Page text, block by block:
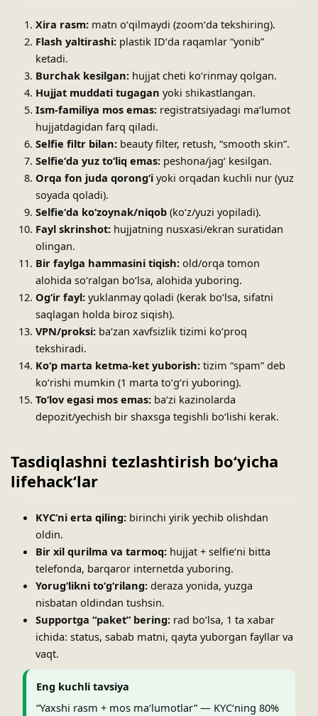
Xira rasm:matn oʻqilmaydi (zoomʻda tekshiring).
Flash yaltirashi:plastik IDʻda raqamlar “yonib”
ketadi.
Burchak kesilgan:hujjat cheti koʻrinmay qolgan.
Hujjat muddati tugagan yoki shikastlangan.
Ism-familiya mos emas:registratsiyadagi maʻlumot
hujjatdagidan farq qiladi.
Selfie filtr bilan:beauty filter, retush, “smooth skin”.
Selfieʻda yuz toʻliq emas:peshona/jagʻ kesilgan.
Orqa fon juda qorongʻiyoki orqadan kuchli nur (yuz
soyada qoladi).
Selfieʻda koʻzoynak/niqob(koʻz/yuzi yopiladi).
Fayl skrinshot:hujjatning nusxasi/ekran suratidan
olingan.
Bir faylga hammasini tiqish:old/orqa tomon
alohida soʻralgan boʻlsa, alohida yuboring.
Ogʻir fayl:yuklanmay qoladi (kerak boʻlsa, sifatni
saqlagan holda biroz siqish).
VPN/proksi:baʻzan xavfsizlik tizimi koʻproq
tekshiradi.
Koʻp marta ketma-ket yuborish:tizim “spam” deb
koʻrishi mumkin (1 marta toʻgʻri yuboring).
Toʻlov egasi mos emas:baʻzi kazinolarda
depozit/yechish bir shaxsga tegishli boʻlishi kerak.
Tasdiqlashni tezlashtirish boʻyicha
lifehackʻlar
KYCʻni erta qiling:birinchi yirik yechib olishdan
oldin.
Bir xil qurilma va tarmoq:hujjat + selfieʻni bitta
telefonda, barqaror internetda yuboring.
Yorugʻlikni toʻgʻrilang:deraza yonida, yuzga
nisbatan oldindan tushsin.
Supportga “paket” bering:rad boʻlsa, 1 ta xabar
ichida: status, sabab matni, qayta yuborgan fayllar va
vaqt.
Eng kuchli tavsiya
“Yaxshi rasm + mos maʻlumotlar” — KYCʻning 80%